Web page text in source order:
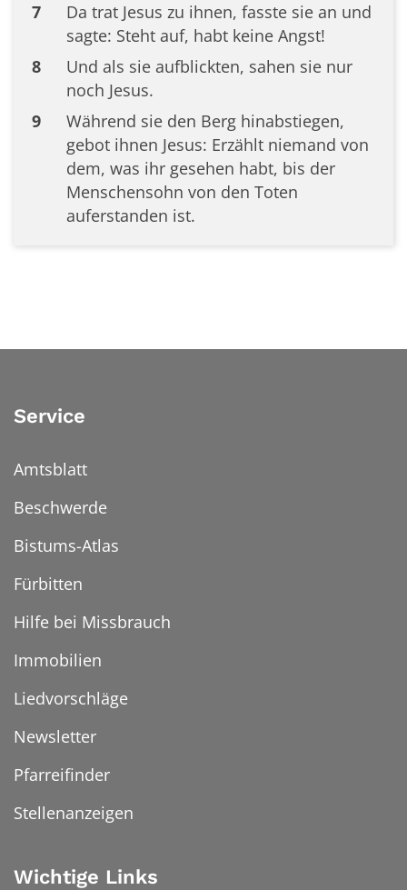
7
Da trat Jesus zu ihnen, fasste sie an und
sagte: Steht auf, habt keine Angst!
8
Und als sie aufblickten, sahen sie nur
noch Jesus.
9
Während sie den Berg hinabstiegen,
gebot ihnen Jesus: Erzählt niemand von
dem, was ihr gesehen habt, bis der
Menschensohn von den Toten
auferstanden ist.
Service
Amtsblatt
Beschwerde
Bistums-Atlas
Fürbitten
Hilfe bei Missbrauch
Immobilien
Liedvorschläge
Newsletter
Pfarreifinder
Stellenanzeigen
Wichtige Links